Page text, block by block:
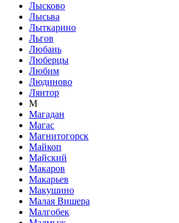
Лысково
Лысьва
Лыткарино
Льгов
Любань
Люберцы
Любим
Людиново
Лянтор
М
Магадан
Магас
Магнитогорск
Майкоп
Майский
Макаров
Макарьев
Макушино
Малая Вишера
Малгобек